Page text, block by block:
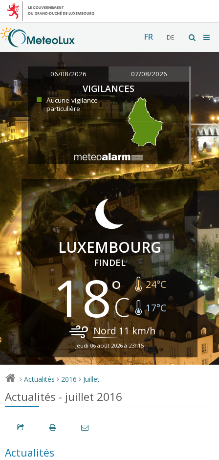
FR DE
06/08/2026 07/08/2026
VIGILANCES
Aucune vigilance
particulière
LUXEMBOURG
FINDEL
18 24°C
17°C
Nord 11km/h
Jeudi 06 août 2026 à 23h15
> Actualités > 2016 > Juillet
Actualités - juillet 2016
Actualités